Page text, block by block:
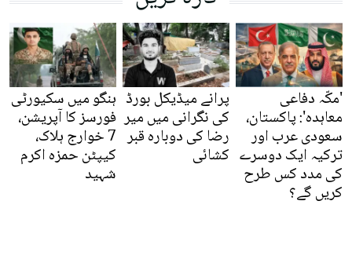
'مکّہ دفاعی
معاہدہ': پاکستان،
سعودی عرب اور
ترکیہ ایک دوسرے
کی مدد کس طرح
کریں گے؟
پرانے میڈیکل بورڈ
کی نگرانی میں میر
رضا کی دوبارہ قبر
کشائی
ہنگو میں سکیورٹی
فورسز کا آپریشن،
7 خوارج ہلاک،
کیپٹن حمزہ اکرم
شہید